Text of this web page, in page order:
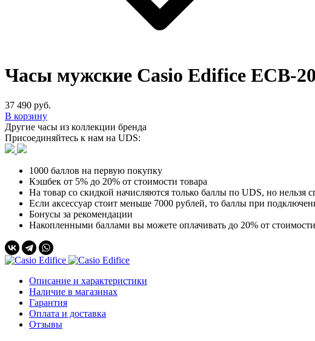
Часы мужские Casio Edifice ECB-
37 490 руб.
В корзину
Другие часы из коллекции бренда
Присоединяйтесь к нам на UDS:
1000 баллов на первую покупку
Кэшбек от 5% до 20% от стоимости товара
На товар со скидкой начисляются только баллы по UDS, но нельзя
Если аксессуар стоит меньше 7000 рублей, то баллы при
Бонусы за рекомендации
Накопленными баллами вы можете оплачивать до 20% от стоимости
Описание и характеристики
Наличие в магазинах
Гарантия
Оплата и доставка
Отзывы